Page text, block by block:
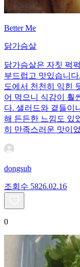
Better Me
닭가슴살
닭가슴살은 자칫 퍽
부드럽고 맛있습니
도에서 천천히 익힌
어 먹으니 식감이 훨
다. 샐러드와 곁들이
해 든든한 느낌도 있
히 만족스러운 맛이
dongsub
조회수 5826.02.16
0